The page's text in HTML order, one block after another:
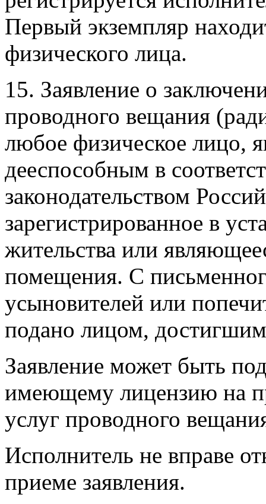
Первый экземпляр
физического лица.
15. Заявление о
проводного вещания
любое физическое лицо,
дееспособным в
законодательством
зарегистрированное в
жительства или
помещения. С
усыновителей или
подано лицом,
Заявление может быть
имеющему лицензию на
услуг проводного
Исполнитель не вправе
приеме заявления.